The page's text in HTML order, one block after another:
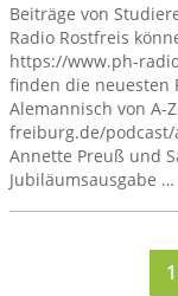
Beiträge von
Radio Rostfreis
https://www.ph-
finden die neuesten
Alemannisch von
freiburg.de/podcast/
Annette Preuß und
Jubiläumsausgabe …
1